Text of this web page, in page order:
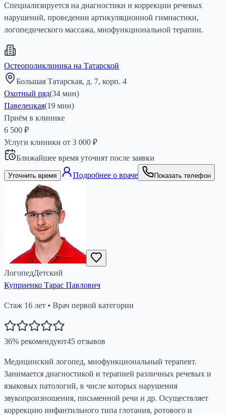
Специализируется на диагностики и коррекции речевых
нарушений, проведении артикуляционной гимнастики,
логопедического массажа, миофункциональной терапии.
Остеополиклиника на Татарской
Большая Татарская, д. 7, корп. 4
Охотный ряд(34 мин)
Павелецкая(19 мин)
Приём в клинике
6 500 ₽
Услуги клиники от 3 000 ₽
Ближайшее время уточнят после заявки
Уточнить время Подробнее о враче Показать телефон
ЛогопедДетский
Куприенко Тарас Павлович
Стаж 16 лет • Врач первой категории
36% рекомендуют45 отзывов
Медицинский логопед, миофункциональный терапевт.
Занимается диагностикой и терапией различных речевых и
языковых патологий, в числе которых нарушения
звукопроизношения, письменной речи и др. Осуществляет
коррекцию инфантильного типа глотания, ротового и